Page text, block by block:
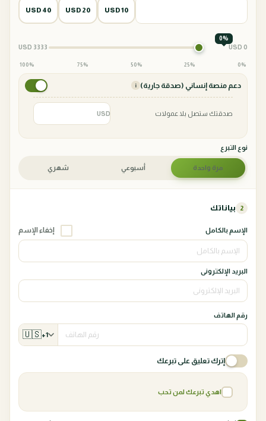
10 USD
20 USD
40 USD
0 USD
0%
3333 USD
0%
25%
50%
75%
100%
دعم منصة إنساني (صدقة جارية) i
صدقتك ستصل بلا عمولات USD
نوع التبرع
مرة واحدة أسبوعي شهري
2 بياناتك
الإسم بالكامل إخفاء الإسم
البريد الإلكترونى
رقم الهاتف
🇺🇸+1
إترك تعليق على تبرعك
اهدي تبرعك لمن تحب